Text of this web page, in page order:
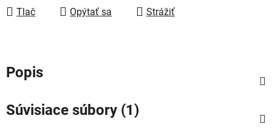
Tlač Opýtať sa Strážiť
Popis
Súvisiace súbory (1)